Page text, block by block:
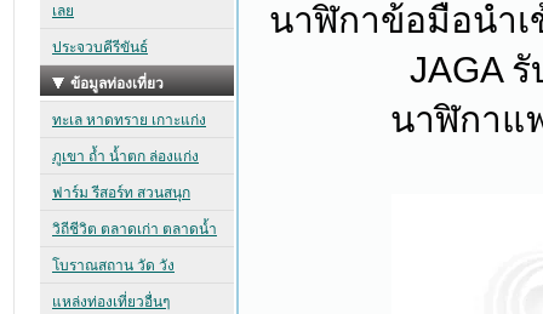
นาฬิกาข้อมือนำเ
JAGA
นาฬิกาแ